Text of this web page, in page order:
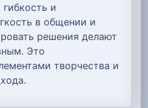
и
в общении и
решения делают
Это
творчества и